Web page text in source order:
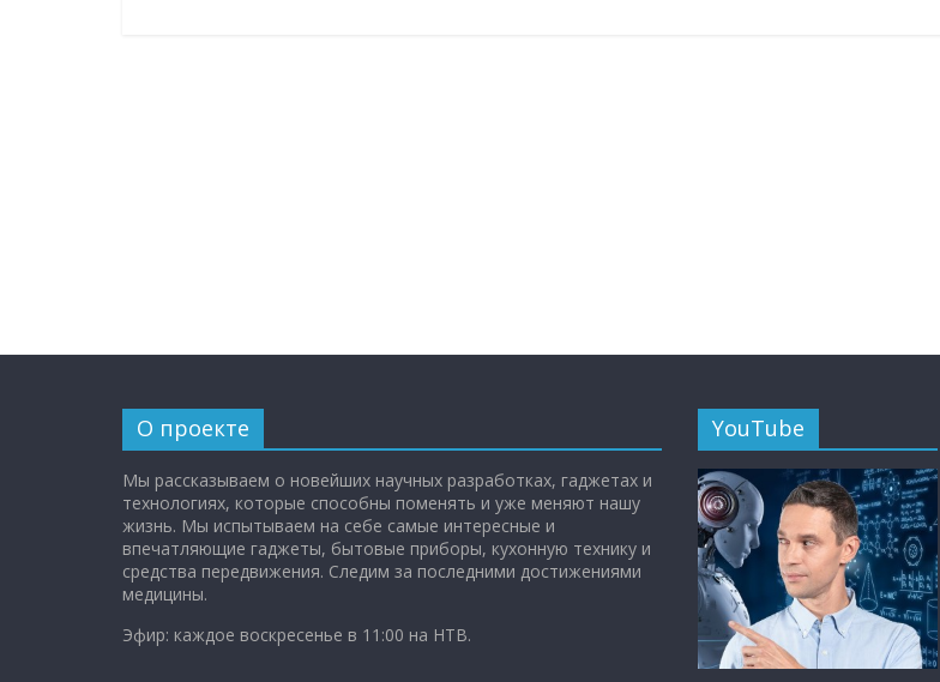
О проекте
Мы рассказываем о новейших научных разработках, гаджетах и
технологиях, которые способны поменять и уже меняют нашу
жизнь. Мы испытываем на себе самые интересные и
впечатляющие гаджеты, бытовые приборы, кухонную технику и
средства передвижения. Следим за последними достижениями
медицины.
Эфир: каждое воскресенье в 11:00 на НТВ.
YouTube